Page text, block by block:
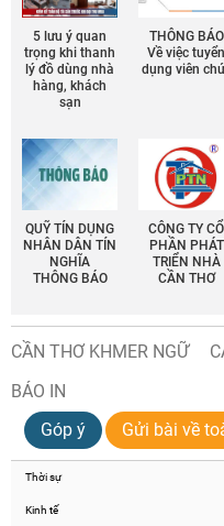
5 lưu ý quan
trọng khi thanh
lý đồ dùng nhà
hàng, khách
sạn
THÔNG BÁO
Về việc tuyển
dụng viên
QUỸ TÍN DỤNG
NHÂN DÂN TÍN
NGHĨA
THÔNG BÁO
CÔNG TY CỔ
PHẦN PHÁT
TRIỂN NHÀ
CẦN THƠ
CẦN THƠ KHMER NGỮ
BÁO IN
Góp ý
Gửi bài về
Thời sự
Kinh tế